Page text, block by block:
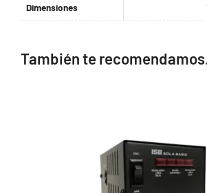
Dimensiones
También te